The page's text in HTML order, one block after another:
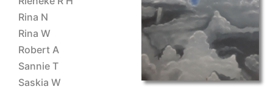
Rina N
Rina W
Robert A
Sannie T
Saskia W